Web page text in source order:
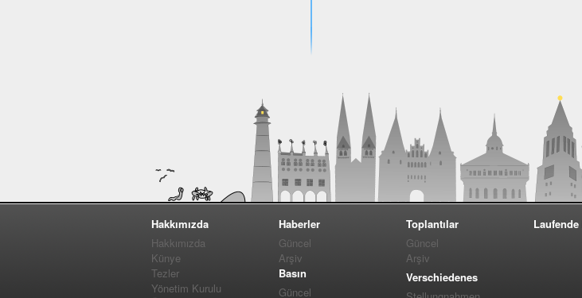
Hakkımızda
Hakkımızda
Künye
Tezler
Yönetim Kurulu
Haberler
Güncel
Arşiv
Basın
Güncel
Toplantılar
Güncel
Arşiv
Verschiedenes